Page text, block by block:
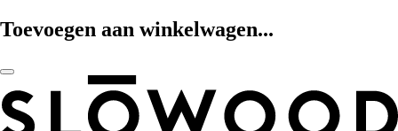
Toevoegen aan winkelwagen...